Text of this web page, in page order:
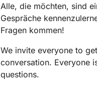
Alle, die möchten, sind
Gespräche
Fragen kommen!
We invite everyone to
conversation. Everyone
questions.